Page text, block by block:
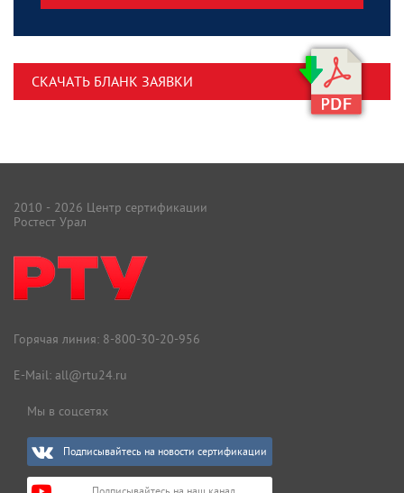
СКАЧАТЬ БЛАНК ЗАЯВКИ
2010 - 2026 Центр сертификации
Ростест Урал
Горячая линия: 8-800-30-20-956
E-Mail: all@rtu24.ru
Мы в соцсетях
Подписывайтесь на новости сертификации
Подписывайтесь на наш канал